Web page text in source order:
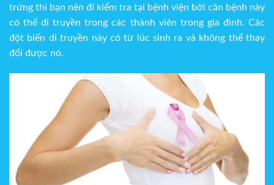
trứng thì bạn nên đi kiểm tra tại bệnh viện bởi căn bệnh này
có thể di truyền trong các thành viên trong gia đình. Các
đột biến di truyền này có từ lúc sinh ra và không thể thay
đổi được nó.